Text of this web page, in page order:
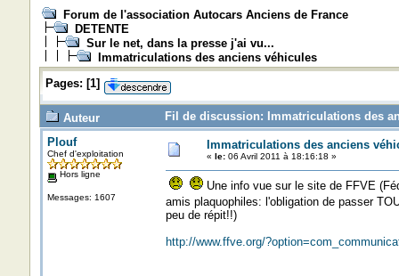
Forum de l'association Autocars Anciens de France
DETENTE
Sur le net, dans la presse j'ai vu...
Immatriculations des anciens véhicules
Pages: [1]
Auteur
Fil de discussion: Immatriculations des
Plouf
Chef d'exploitation
Hors ligne
Messages: 1607
Immatriculations des anciens
« le:06 Avril 2011 à 18:16:18 »
Une info vue sur le site de FFVE
amis plaquophiles: l'obligation de passer
peu de répit!!)
http://www.ffve.org/